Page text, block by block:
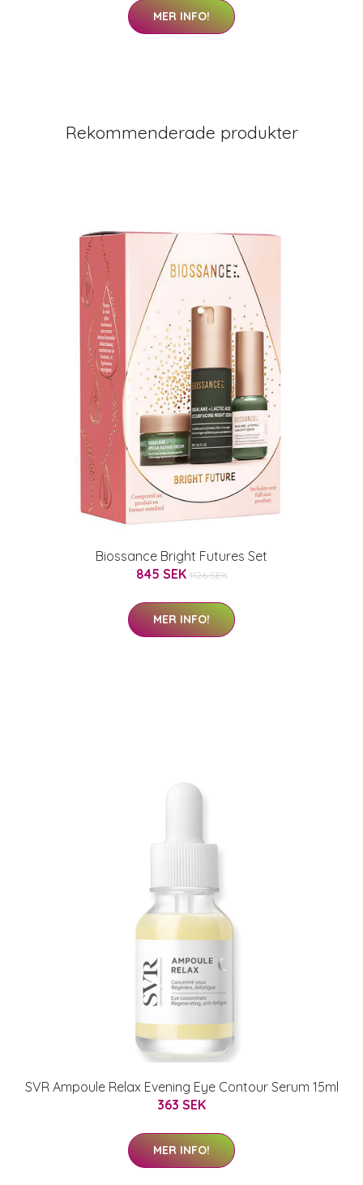
MER INFO!
Rekommenderade produkter
Biossance Bright Futures Set
845 SEK 1126 SEK
MER INFO!
SVR Ampoule Relax Evening Eye Contour Serum 15ml
363 SEK
MER INFO!